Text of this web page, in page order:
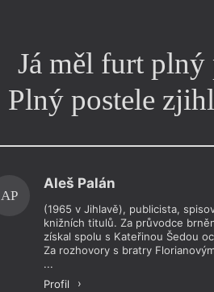
Já měl furt plný
Plný postele
Chviličku.
AP
Aleš Palán
(1965 v Jihlavě), publicista,
knižních titulů. Za průvodce
získal spolu s Kateřinou Šedou
Za rozhovory s bratry
...
Profil